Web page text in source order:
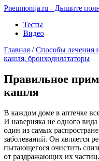
Pneumonija.ru - Дышите
Тесты
Видео
Главная / Способы лечения
кашля, бронходилататоры
Правильное
кашля
В каждом доме в аптечке
И наверняка не одного
один из самых
заболеваний. Он является
пытающегося очистить
от раздражающих их частиц.